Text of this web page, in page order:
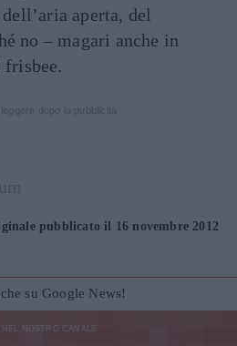
aperta, del
no – magari anche in
frisbee.
pubblicato il 16 novembre 2012
su Google News!
NEL NOSTRO CANALE